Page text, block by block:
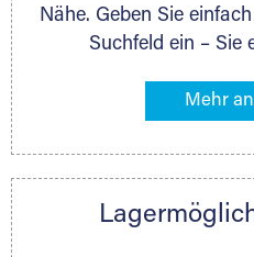
Nähe. Geben Sie
Suchfeld ein – Sie
Lagermöglichkeiten in
direkt online mieten.
nächstgelegenen